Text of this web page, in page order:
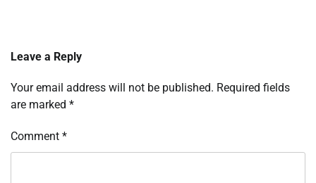
Leave a Reply
Your email address will not be published. Required fields
are marked *
Comment *